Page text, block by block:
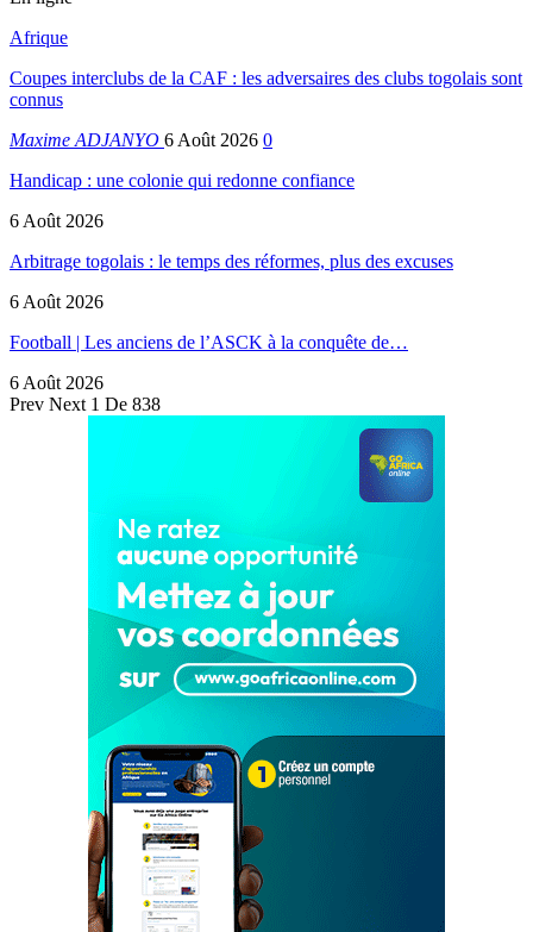
Afrique
Coupes interclubs de la CAF : les adversaires des clubs togolais sont
connus
Maxime ADJANYO 6 Août 2026 0
Handicap : une colonie qui redonne confiance
6 Août 2026
Arbitrage togolais : le temps des réformes, plus des excuses
6 Août 2026
Football | Les anciens de l’ASCK à la conquête de…
6 Août 2026
Prev Next 1 De 838